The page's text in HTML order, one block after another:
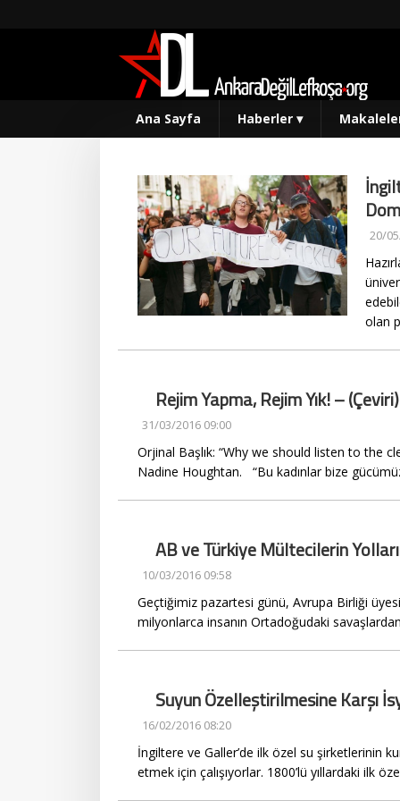
Ana Sayfa Haberler ▾
20/
olan
Rejim Yapma, Rejim Yık! – (Çeviri)
31/03/2016 09:00
Orjinal Başlık: “Why we should listen to the
Nadine Houghtan. “Bu kadınlar bize
AB ve Türkiye Mültecilerin
10/03/2016 09:58
Geçtiğimiz pazartesi günü, Avrupa Birliği
milyonlarca insanın Ortadoğudaki
Suyun Özelleştirilmesine Karşı
16/02/2016 08:20
İngiltere ve Galler’de ilk özel su şirketlerinin
etmek için çalışıyorlar. 1800’lü yıllardaki ilk